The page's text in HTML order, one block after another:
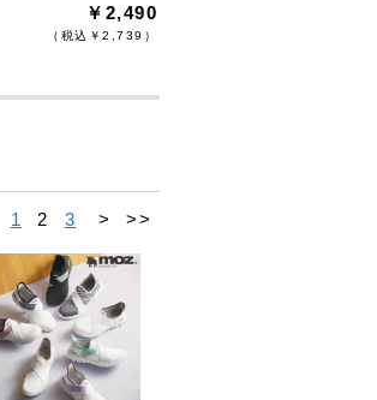
￥2,490
（税込￥2,739）
1 2 3 > >>